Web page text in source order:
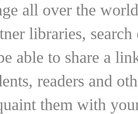
all over the
libraries,
able to share a
readers and
them with